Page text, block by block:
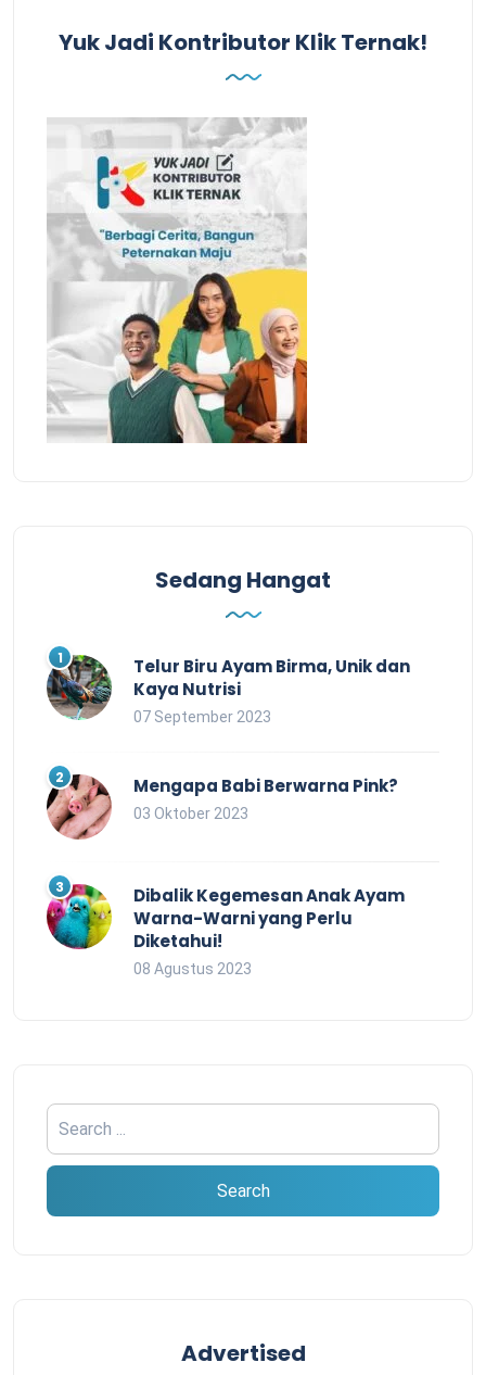
Yuk Jadi Kontributor Klik Ternak!
Sedang Hangat
Telur Biru Ayam Birma, Unik dan
Kaya Nutrisi
07 September 2023
Mengapa Babi Berwarna Pink?
03 Oktober 2023
Dibalik Kegemesan Anak Ayam
Warna-Warni yang Perlu
Diketahui!
08 Agustus 2023
Advertised